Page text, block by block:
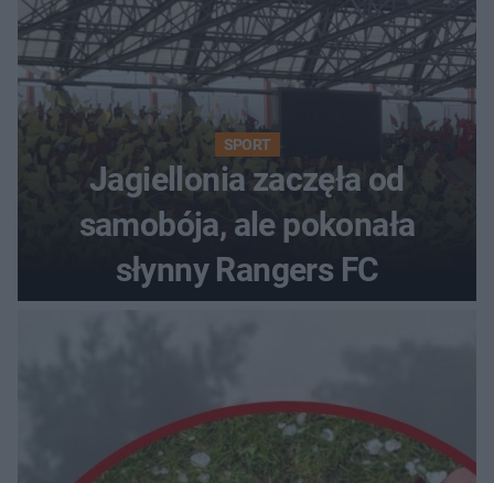
SPORT
Jagiellonia zaczęła od
samobója, ale pokonała
słynny Rangers FC